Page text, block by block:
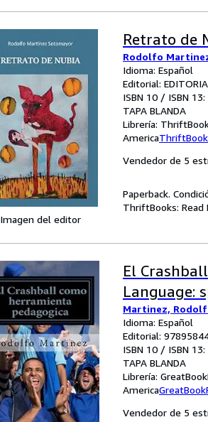
Imagen del editor
Retrato de
Rodolfo
Idioma: Español
Editorial:
ISBN 10 / ISBN 13:
TAPA BLANDA
Librería:
America
Vendedor de 5
Paperback.
ThriftBooks: Read
El
Language:
Martinez,
Idioma: Español
Editorial:
ISBN 10 / ISBN 13:
TAPA BLANDA
Librería:
America
Vendedor de 5